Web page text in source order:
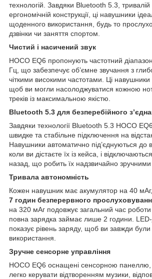
технологій. Завдяки Bluetooth 5.3, тривалій
ергономічній конструкції, ці навушники
щоденного використання, будь то
дзвінки чи заняття спортом.
Чистий і насичений звук
HOCO EQ6 пропонують частотний
Гц, що забезпечує об’ємне звучання з
чіткими високими частотами. Ці навушники
щоб ви могли насолоджуватися кожною
треків із максимальною якістю.
Bluetooth 5.3 для безперебійного
Завдяки технології Bluetooth 5.3 HOCO
швидке та стабільне підключення на
Навушники автоматично під’єднуються до
коли ви дістаєте їх із кейса, і
назад, що робить їх надзвичайно зручними
Тривала автономність
Кожен навушник має акумулятор на 40
7 годин безперервного
на 320 мАг подовжує загальний час
повна зарядка займає лише 2 години.
показує рівень заряду, щоб ви завжди були
використання.
Зручне сенсорне управління
HOCO EQ6 оснащені сенсорною панеллю,
легко керувати відтворенням музики,